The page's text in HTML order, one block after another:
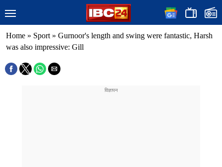
Home » Sport » Gurnoor's length and swing were fantastic, Harsh
was also impressive: Gill